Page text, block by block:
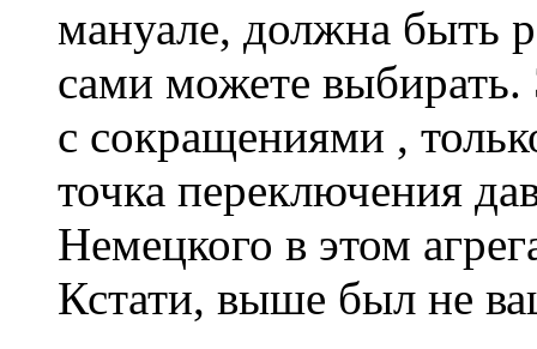
мануале, должна быть
сами можете выбирать.
с сокращениями ,
точка переключения
Немецкого в этом
Кстати, выше был не